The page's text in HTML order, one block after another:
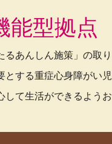
能型拠
るあんしん施策」の取
とする重症心身障がい
して生活ができるよう